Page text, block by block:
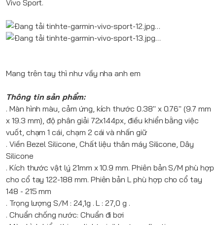
Vivo Sport.
Mang trên tay thì như vầy nha anh em
Thông tin sản phẩm:
. Màn hình màu, cảm ứng, kích thước 0.38" x 0.76" (9.7 mm
x 19.3 mm), độ phân giải 72x144px, điều khiển bằng việc
vuốt, chạm 1 cái, chạm 2 cái và nhấn giữ
. Viền Bezel Silicone, Chất liệu thân máy Silicone, Dây
Silicone
. Kích thước vật lý 21mm x 10.9 mm. Phiên bản S/M phù hợp
cho cổ tay 122-188 mm. Phiên bản L phù hợp cho cổ tay
148 - 215 mm
. Trọng lượng S/M : 24,1g . L : 27,0 g .
. Chuẩn chống nước: Chuẩn đi bơi